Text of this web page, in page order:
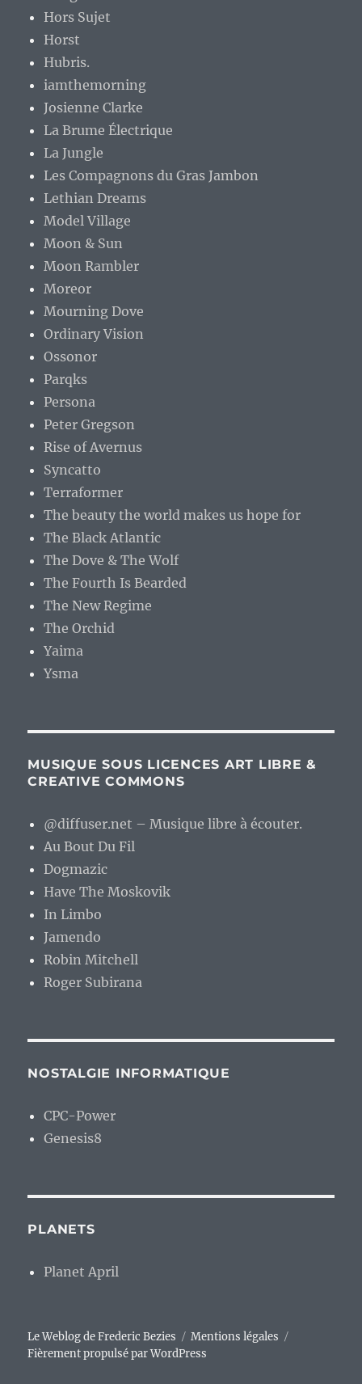
Hors Sujet
Horst
Hubris.
iamthemorning
Josienne Clarke
La Brume Électrique
La Jungle
Les Compagnons du Gras Jambon
Lethian Dreams
Model Village
Moon & Sun
Moon Rambler
Moreor
Mourning Dove
Ordinary Vision
Ossonor
Parqks
Persona
Peter Gregson
Rise of Avernus
Syncatto
Terraformer
The beauty the world makes us hope for
The Black Atlantic
The Dove & The Wolf
The Fourth Is Bearded
The New Regime
The Orchid
Yaima
Ysma
MUSIQUE SOUS LICENCES ART LIBRE &
CREATIVE COMMONS
@diffuser.net – Musique libre à écouter.
Au Bout Du Fil
Dogmazic
Have The Moskovik
In Limbo
Jamendo
Robin Mitchell
Roger Subirana
NOSTALGIE INFORMATIQUE
CPC-Power
Genesis8
PLANETS
Planet April
Le Weblog de Frederic Bezies
Mentions légales
Fièrement propulsé par WordPress